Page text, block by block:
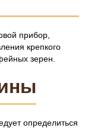
прибор,
крепкого
зерен.
определиться